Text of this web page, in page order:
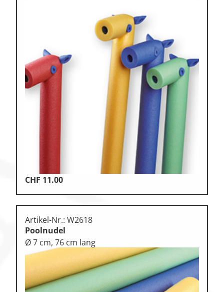
CHF 11.00
Artikel-Nr.: W2618
Poolnudel
Ø 7 cm, 76 cm lang